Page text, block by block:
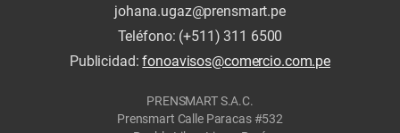
johana.ugaz@prensmart.pe
Teléfono: (+511) 311 6500
Publicidad:fonoavisos@comercio.com.pe
PRENSMART S.A.C.
Prensmart Calle Paracas #532